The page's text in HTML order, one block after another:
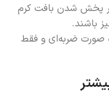
پخش شدن بافت کرم
باشند.
صورت ضربه‌ای و فقط